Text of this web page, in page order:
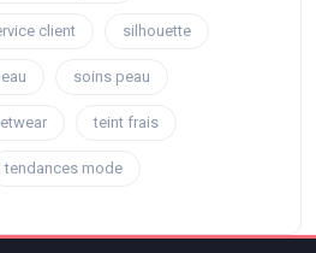
client silhouette
soins peau
teint frais
tendances mode